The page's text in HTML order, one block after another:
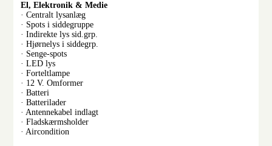
El, Elektronik & Medie
· Centralt lysanlæg
· Spots i siddegruppe
· Indirekte lys sid.grp.
· Hjørnelys i siddegrp.
· Senge-spots
· LED lys
· Forteltlampe
· 12 V. Omformer
· Batteri
· Batterilader
· Antennekabel indlagt
· Fladskærmsholder
· Aircondition